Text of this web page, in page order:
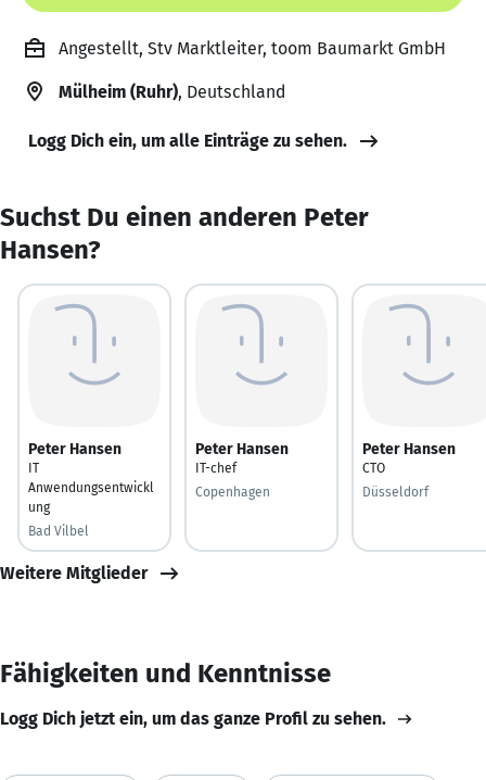
Angestellt, Stv Marktleiter, toom Baumarkt GmbH
Mülheim (Ruhr), Deutschland
Logg Dich ein, um alle Einträge zu sehen.
Suchst Du einen anderen Peter
Hansen?
Peter Hansen
IT
Anwendungsentwickl
ung
Bad Vilbel
Peter Hansen
IT-chef
Copenhagen
Peter Hansen
CTO
Düsseldorf
Weitere Mitglieder
Fähigkeiten und Kenntnisse
Logg Dich jetzt ein, um das ganze Profil zu sehen.